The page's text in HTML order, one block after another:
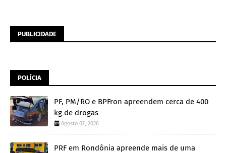
PUBLICIDADE
POLÍCIA
PF, PM/RO e BPFron apreendem cerca de 400
kg de drogas
Agosto 07, 2026
PRF em Rondônia apreende mais de uma